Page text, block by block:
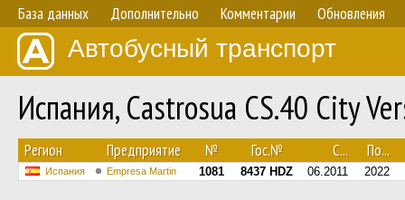
База данных Дополнительно Комментарии Обновления
Автобусный транспорт
Испания, Castrosua CS.40 City
Регион Предприятие № Гос.№ С... По...
Испания Empresa Martin 1081 8437 HDZ 06.2011 2022